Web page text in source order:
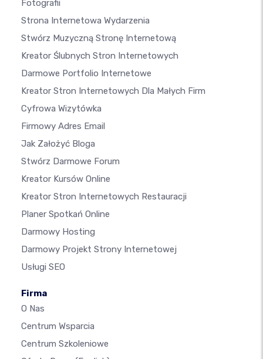
Fotografii
Strona Internetowa Wydarzenia
Stwórz Muzyczną Stronę Internetową
Kreator Ślubnych Stron Internetowych
Darmowe Portfolio Internetowe
Kreator Stron Internetowych Dla Małych Firm
Cyfrowa Wizytówka
Firmowy Adres Email
Jak Założyć Bloga
Stwórz Darmowe Forum
Kreator Kursów Online
Kreator Stron Internetowych Restauracji
Planer Spotkań Online
Darmowy Hosting
Darmowy Projekt Strony Internetowej
Usługi SEO
Firma
O Nas
Centrum Wsparcia
Centrum Szkoleniowe